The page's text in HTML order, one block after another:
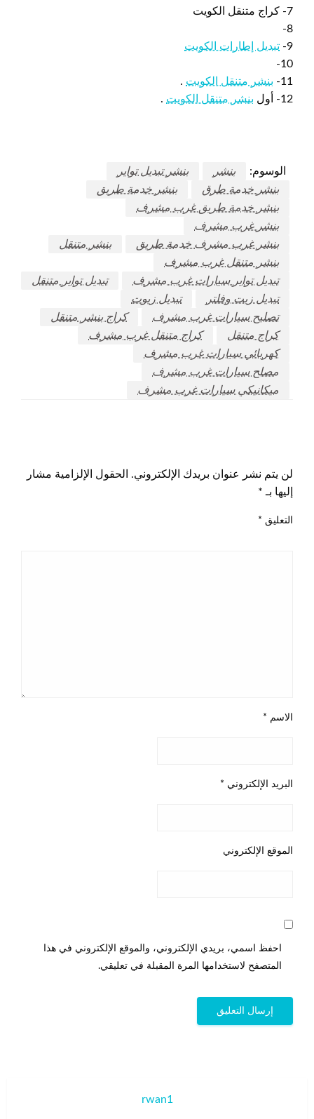
7- كراج متنقل الكويت
8-
9-
تبديل إطارات الكويت
10-
11-
بنشر متنقل الكويت .
12- أول
بنشر متنقل الكويت .
الوسوم: بنشر
بنشر تبديل تواير
بنشر خدمة طرق
بنشر خدمة طريق
بنشر خدمة طريق غرب مشرف
بنشر غرب مشرف
بنشر غرب مشرف خدمة طريق
بنشر متنقل
بنشر متنقل غرب مشرف
تبديل تواير سيارات غرب مشرف
تبديل تواير متنقل
تبديل زيت وفلتر
تبديل زيوت
تصليح سيارات غرب مشرف
كراج بنشر متنقل
كراج متنقل
كراج متنقل غرب مشرف
كهربائي سيارات غرب مشرف
مصلح سيارات غرب مشرف
ميكانيكي سيارات غرب مشرف
لن يتم نشر عنوان بريدك الإلكتروني.
الحقول الإلزامية مشار
إليها بـ *
التعليق *
الاسم *
البريد الإلكتروني *
الموقع الإلكتروني
احفظ اسمي، بريدي الإلكتروني، والموقع الإلكتروني في هذا
المتصفح لاستخدامها المرة المقبلة في تعليقي.
rwan1